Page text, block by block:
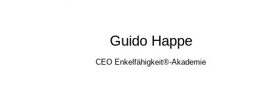
Guido Happe
CEO Enkelfähigkeit®-Akademie